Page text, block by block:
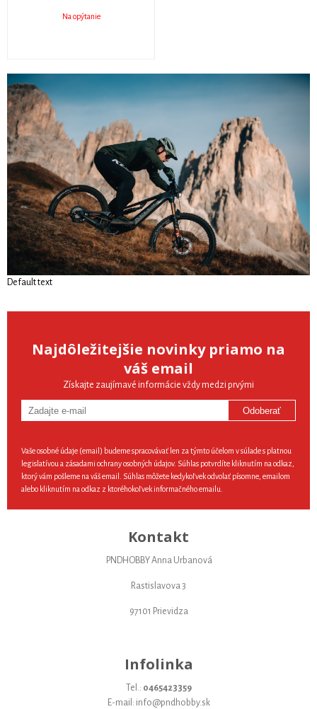
Na opýtanie
Default text
Najdôležitejšie novinky priamo na
váš email
Získajte zaujímavé informácie vždy medzi prvými
Odoberať
Vaše osobné údaje (email) budeme spracovávať len za týmto účelom v súlade s platnou
legislatívou a zásadami ochrany osobných údajov. Súhlas potvrdíte kliknutím na odkaz,
ktorý vám pošleme na váš email. Súhlas môžete kedykoľvek odvolať písomne, emailom
alebo kliknutím na odkaz z ktoréhokoľvek informačného emailu.
Kontakt
PNDHOBBY Anna Urbanová
Rastislavova 3
97101 Prievidza
Infolinka
Tel.: 0465423359
E-mail: info@pndhobby.sk